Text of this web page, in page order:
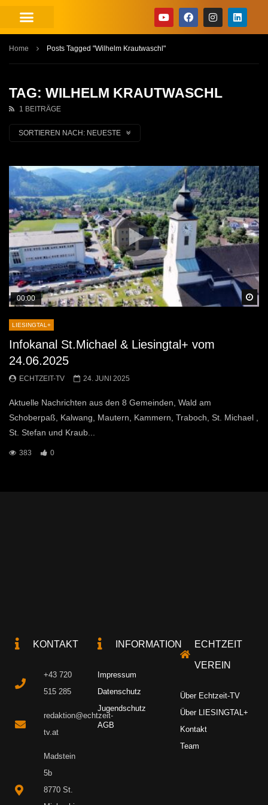
Home Posts Tagged "Wilhelm Krautwaschl"
TAG: WILHELM KRAUTWASCHL
1 BEITRÄGE
SORTIEREN NACH: NEUESTE
00:00
LIESINGTAL+
Infokanal St.Michael & Liesingtal+ vom
24.06.2025
ECHTZEIT-TV 24. JUNI 2025
Aktuelle Nachrichten aus den 8 Gemeinden, Wald am
Schoberpaß, Kalwang, Mautern, Kammern, Traboch, St. Michael ,
St. Stefan und Kraub...
383 0
KONTAKT
+43 720
515 285
redaktion@echtzeit-
tv.at
Madstein
5b
8770 St.
INFORMATION
Impressum
Datenschutz
Jugendschutz
AGB
ECHTZEIT
VEREIN
Über Echtzeit-TV
Über LIESINGTAL+
Kontakt
Team